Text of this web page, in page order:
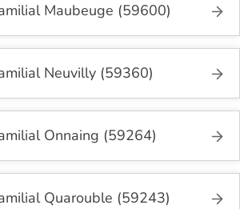
Maubeuge (59600)
Neuvilly (59360)
Onnaing (59264)
Quarouble (59243)